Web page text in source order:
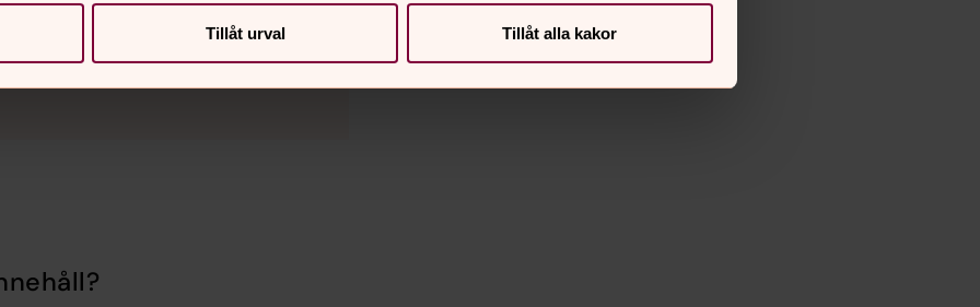
Tillåt urval Tillåt alla kakor